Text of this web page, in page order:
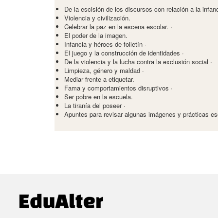
De la escisión de los discursos con relación a la
Violencia y civilización.
Celebrar la paz en la escena escolar. ·
El poder de la imagen.
Infancia y héroes de folletín ·
El juego y la construcción de identidades ·
De la violencia y la lucha contra la exclusión social ·
Limpieza, género y maldad ·
Mediar frente a etiquetar.
Fama y comportamientos disruptivos ·
Ser pobre en la escuela.
La tiranía del poseer ·
Apuntes para revisar algunas imágenes y prácticas